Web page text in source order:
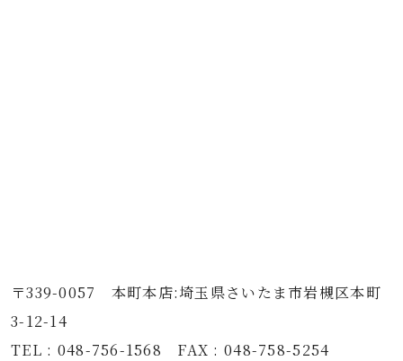
〒339-0057 本町本店:埼玉県さいたま市岩槻区本町
3-12-14
TEL : 048-756-1568 FAX : 048-758-5254